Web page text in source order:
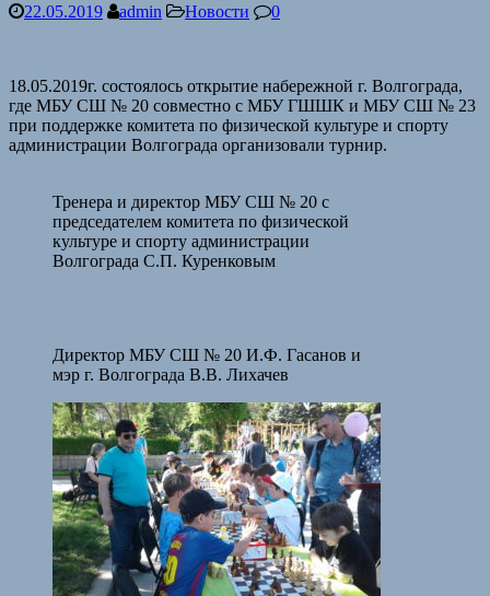
22.05.2019 admin Новости 0
18.05.2019г. состоялось открытие набережной г. Волгограда,
где МБУ СШ № 20 совместно с МБУ ГШШК и МБУ СШ № 23
при поддержке комитета по физической культуре и спорту
администрации Волгограда организовали турнир.
Тренера и директор МБУ СШ № 20 с
председателем комитета по физической
культуре и спорту администрации
Волгограда С.П. Куренковым
Директор МБУ СШ № 20 И.Ф. Гасанов и
мэр г. Волгограда В.В. Лихачев